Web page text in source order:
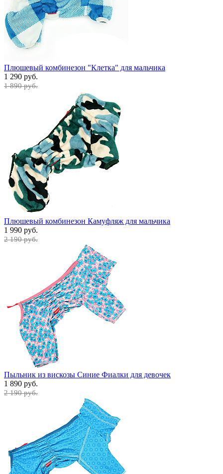
Плюшевый комбинезон "Клетка" для мальчика
1 290 руб.
1 890 руб.
Плюшевый комбинезон Камуфляж для мальчика
1 990 руб.
2 190 руб.
Пыльник из вискозы Синие Фиалки для девочек
1 890 руб.
2 190 руб.